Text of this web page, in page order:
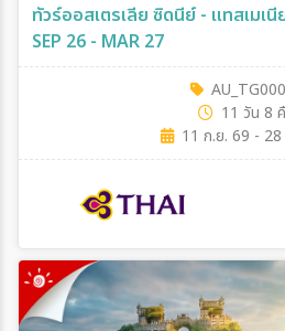
ทัวร์ออสเตรเลีย ซิดนีย์ - แทสเมเนี
SEP 26 - MAR 27
11 วัน 8
11 ก.ย. 69 -